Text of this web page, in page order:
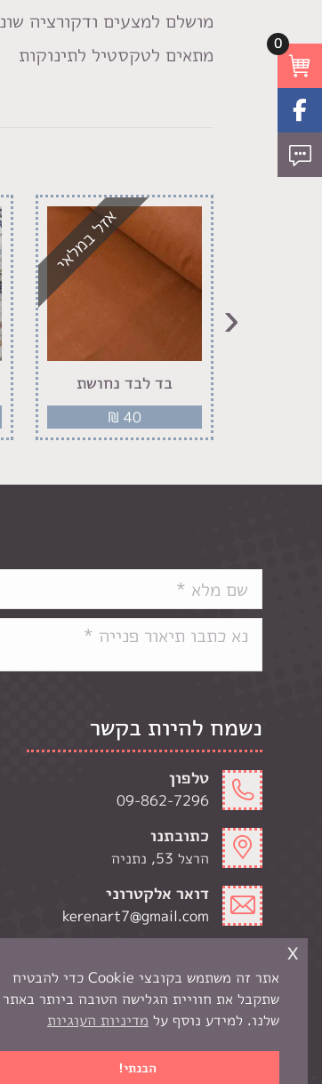
מושלם למצעים ודקורציה
מתאים לטקסטיל לתינוקות
אזל במלאי
בד לבד נחושת
₪ 40
‹
נשמח להיות בקשר
טלפון
09-862-7296
כתובתנו
הרצל 53, נתניה
דואר אלקטרוני
kerenart7@gmail.com
ימי א-ה' 9:00-19:00
ימי ו 9:00-13:00
0
אתר זה משתמש בקובצי Cookie כדי להבטיח
שתקבל את חוויית הגלישה הטובה ביותר באתר
שלנו. למידע נוסף על מדיניות העוגיות
הבנתי!
x